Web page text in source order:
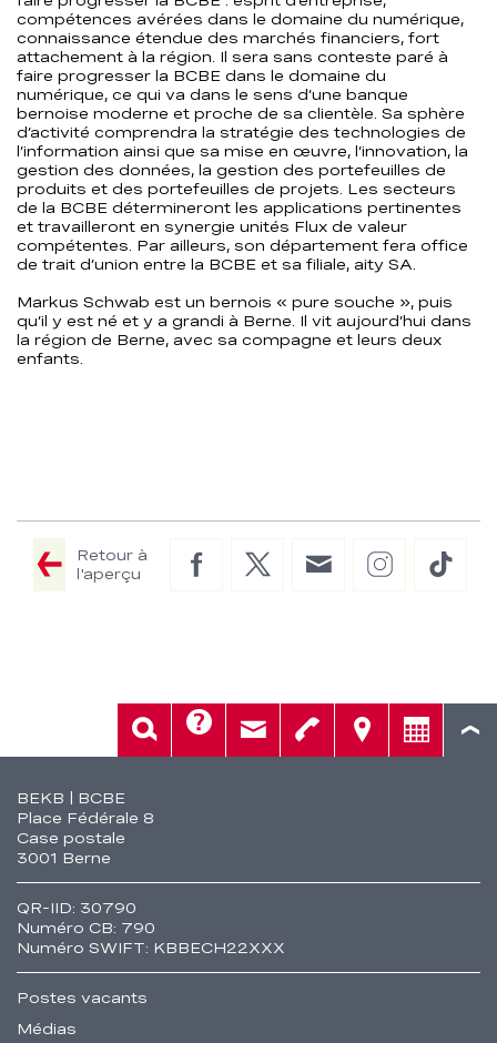
compétences avérées dans le domaine du numérique,
connaissance étendue des marchés financiers, fort
attachement à la région. Il sera sans conteste paré à
faire progresser la BCBE dans le domaine du
numérique, ce qui va dans le sens d’une banque
bernoise moderne et proche de sa clientèle. Sa sphère
d’activité comprendra la stratégie des technologies de
l’information ainsi que sa mise en œuvre, l’innovation, la
gestion des données, la gestion des portefeuilles de
produits et des portefeuilles de projets. Les secteurs
de la BCBE détermineront les applications pertinentes
et travailleront en synergie unités Flux de valeur
compétentes. Par ailleurs, son département fera office
de trait d’union entre la BCBE et sa filiale, aity SA.
Markus Schwab est un bernois « pure souche », puis
qu’il y est né et y a grandi à Berne. Il vit aujourd’hui dans
la région de Berne, avec sa compagne et leurs deux
enfants.
Retour à
l'aperçu
FacebookTwitter
E-
Instagram
Fusszeile
BEKB | BCBE
Place Fédérale 8
Case postale
3001 Berne
QR-IID: 30790
Numéro CB: 790
Numéro SWIFT: KBBECH22XXX
Postes vacants
Médias